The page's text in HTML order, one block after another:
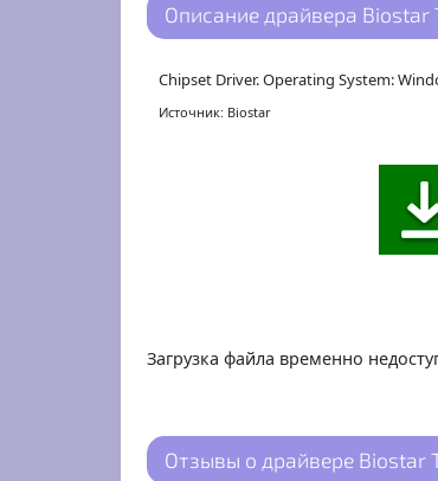
Описание драйвера Biostar
Chipset Driver. Operating System:
Источник: Biostar
Загрузка файла временно
Отзывы о драйвере Biostar